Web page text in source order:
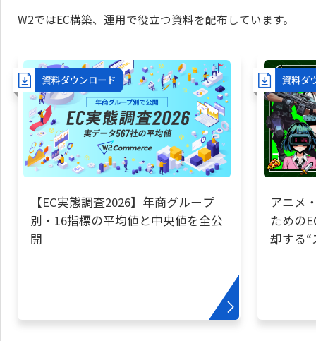
W2ではEC構築、運用で役立つ資料を配布しています。
【EC実態調査2026】年商グループ
別・16指標の平均値と中央値を全公
開
アニメ
ための
却する